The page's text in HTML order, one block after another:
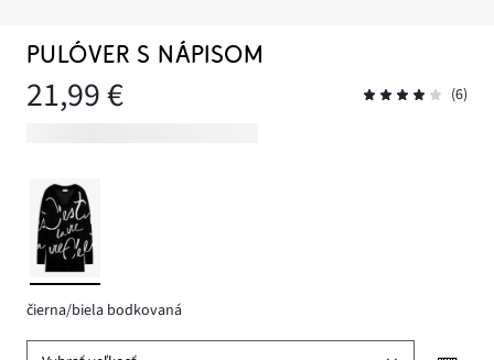
PULÓVER S NÁPISOM
21,99 € (6)
čierna/biela bodkovaná